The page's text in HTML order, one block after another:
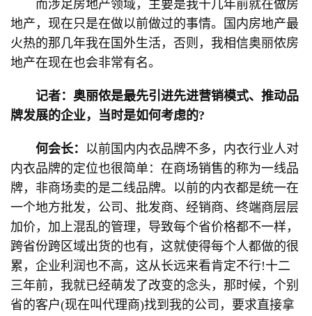
而涉足房地产领域，主要是我十几年前就在做房
地产，现在只是在做以前做过的事情。国内房地产最
火热的那几年我在国外生活，否则，我相信奥丽侬房
地产在现在也会非常有名。
记者：奥丽侬是最先引进先进营销模式、推动品
牌发展的企业，当时是如何考虑的?
何会长： 以前国内内衣品牌不多，内衣行业人对
内衣品牌的定位也很简单：在商场销售的称为一线品
牌，非商场卖的是二线品牌。以前的内衣都是统一在
一个地方批发，公司、批发商、经销商、终端商层层
加价，加上混乱的管理，导致每个省价格都不一样，
跨省份跨区域出货的也有，这就使得每个人都做的很
累，企业利润也不高，这从长远来看肯定不行!十二
三年前，我就已经萌发了改变的念头，那时候，个别
省的客户(现在叫代理商)找到我的公司，要求直接拿